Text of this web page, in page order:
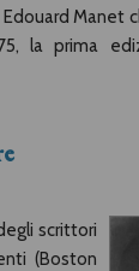
Manet
la prima
scrittori
(Boston